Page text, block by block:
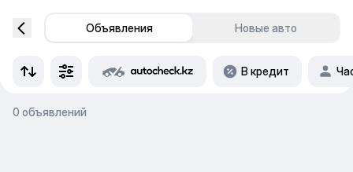
Объявления Новые авто
В кредит
0 объявлений